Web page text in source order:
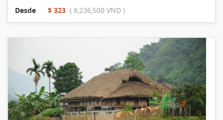
Desde $ 323 ( 8,236,500 VND )